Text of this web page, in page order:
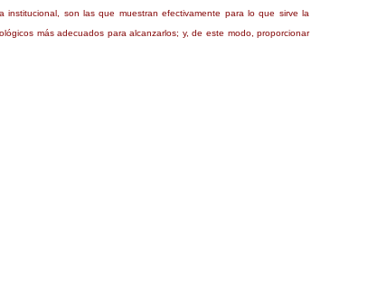
son las que muestran efectivamente para lo que sirve la
más adecuados para alcanzarlos; y, de este modo, proporcionar